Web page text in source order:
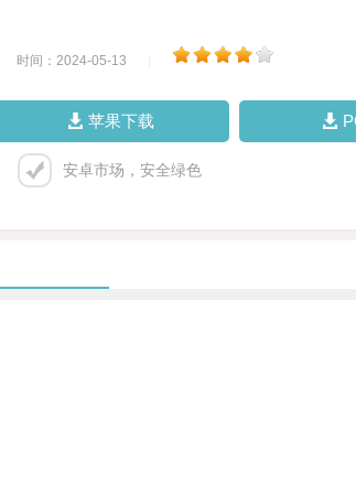
时间：2024-05-13
苹果下载
安卓市场，安全绿色